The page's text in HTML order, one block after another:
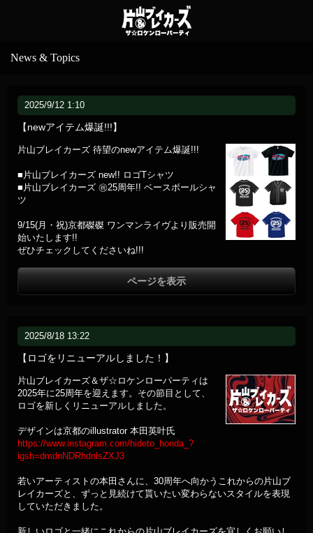
News & Topics
2025/9/12 1:10
【newアイテム爆誕!!!】
片山ブレイカーズ 待望のnewアイテム爆誕!!!
■片山ブレイカーズ new!! ロゴTシャツ
■片山ブレイカーズ ㊗️25周年!! ベースボールシャ
ツ
9/15(月・祝)京都磔磔 ワンマンライヴより販売開
始いたします!!
ぜひチェックしてくださいね!!!
ページを表示
2025/8/18 13:22
【ロゴをリニューアルしました！】
片山ブレイカーズ＆ザ☆ロケンローパーティは
2025年に25周年を迎えます。その節目として、
ロゴを新しくリニューアルしました。
デザインは京都のillustrator 本田英叶氏
https://www.instagram.com/hideto_honda_?
igsh=dmdnNDRhdnlsZXJ3
若いアーティストの本田さんに、30周年へ向かうこれからの片山ブ
レイカーズと、ずっと見続けて貰いたい変わらないスタイルを表現
していただきました。